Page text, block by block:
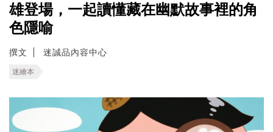
雄登場，一起讀懂藏在幽默故事裡的角
色隱喻
撰文 迷誠品內容中心
迷繪本